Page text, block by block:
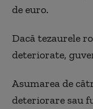
de euro.
Dacă tezaurele
deteriorate,
Asumarea de
deteriorare sau